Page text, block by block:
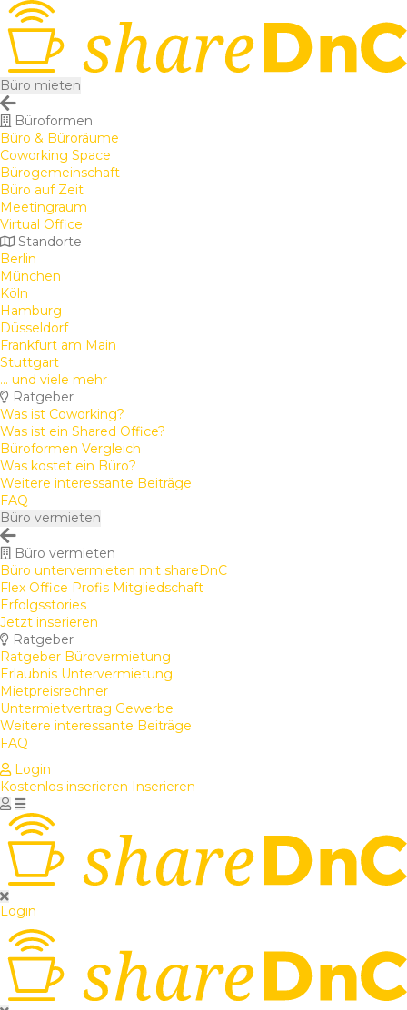
Büro mieten
Büroformen
Büro & Büroräume
Coworking Space
Bürogemeinschaft
Büro auf Zeit
Meetingraum
Virtual Office
Standorte
Berlin
München
Köln
Hamburg
Düsseldorf
Frankfurt am Main
Stuttgart
... und viele mehr
Ratgeber
Was ist Coworking?
Was ist ein Shared Office?
Büroformen Vergleich
Was kostet ein Büro?
Weitere interessante Beiträge
FAQ
Büro vermieten
Büro vermieten
Büro untervermieten mit shareDnC
Flex Office Profis Mitgliedschaft
Erfolgsstories
Jetzt inserieren
Ratgeber
Ratgeber Bürovermietung
Erlaubnis Untervermietung
Mietpreisrechner
Untermietvertrag Gewerbe
Weitere interessante Beiträge
FAQ
Login
Kostenlos inserieren Inserieren
Login